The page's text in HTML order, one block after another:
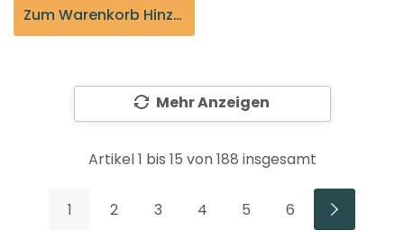
Zum Warenkorb Hinzufügen
Mehr Anzeigen
Artikel1 bis 15 von 188 insgesamt
1 2 3 4 5 6